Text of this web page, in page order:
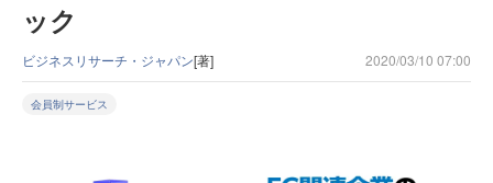
ック
ビジネスリサーチ・ジャパン[著] 2020/03/10 07:00
会員制サービス